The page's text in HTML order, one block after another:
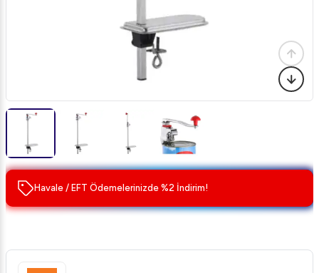
Havale / EFT Ödemelerinizde %2 İndirim!